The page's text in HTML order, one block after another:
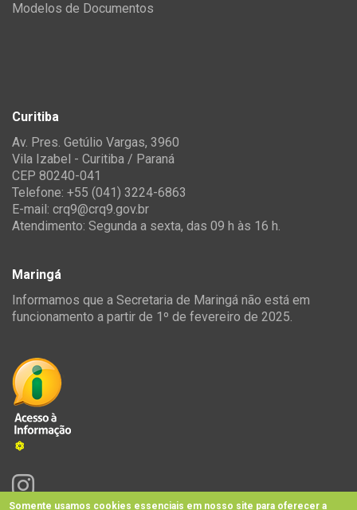
Modelos de Documentos
Curitiba
Av. Pres. Getúlio Vargas, 3960
Vila Izabel - Curitiba / Paraná
CEP 80240-041
Telefone: +55 (041) 3224-6863
E-mail: crq9@crq9.gov.br
Atendimento: Segunda a sexta, das 09 h às 16 h.
Maringá
Informamos que a Secretaria de Maringá não está em
funcionamento a partir de 1º de fevereiro de 2025.
Somente usamos cookies essenciais em nosso site para oferecer a